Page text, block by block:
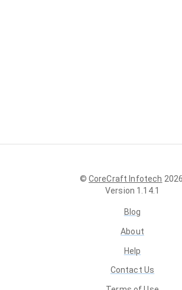
© CoreCraft Infotech 2026
Version 1.14.1
Blog
About
Help
Contact Us